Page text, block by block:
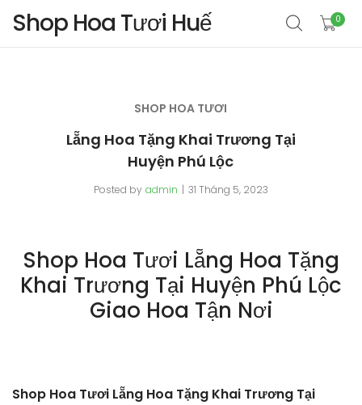
Shop Hoa Tươi Huế 0
SHOP HOA TƯƠI
Lẵng Hoa Tặng Khai Trương Tại
Huyện Phú Lộc
Posted by admin 31 Tháng 5, 2023
Shop Hoa Tươi Lẵng Hoa Tặng
Khai Trương Tại Huyện Phú Lộc
Giao Hoa Tận Nơi
Shop Hoa Tươi Lẵng Hoa Tặng Khai Trương Tại